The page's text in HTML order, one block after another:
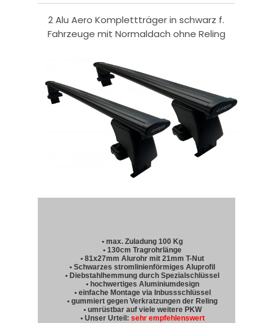
2 Alu Aero Komplettträger in schwarz f.
Fahrzeuge mit Normaldach ohne Reling
• max. Zuladung 100 Kg
• 130cm Tragrohrlänge
• 81x27mm Alurohr mit 21mm T-Nut
• Schwarzes stromlinienförmiges Aluprofil
• Diebstahlhemmung durch Spezialschlüssel
• hochwertiges Aluminiumdesign
• einfache Montage via Inbussschlüssel
• gummiert gegen Verkratzungen der Reling
• umrüstbar auf viele weitere PKW
• Unser Urteil: sehr empfehlenswert